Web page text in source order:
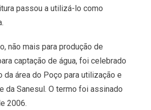
passou a utilizá-lo como
não mais para produção de
captação de água, foi celebrado
da área do Poço para utilização e
da Sanesul. O termo foi assinado
2006.